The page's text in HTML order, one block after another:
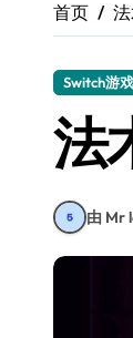
首页
Switch游戏
法
由 Mr